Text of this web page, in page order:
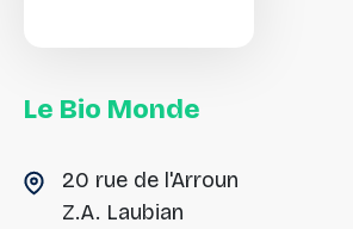
Le Bio Monde
20 rue de l'Arroun
Z.A. Laubian